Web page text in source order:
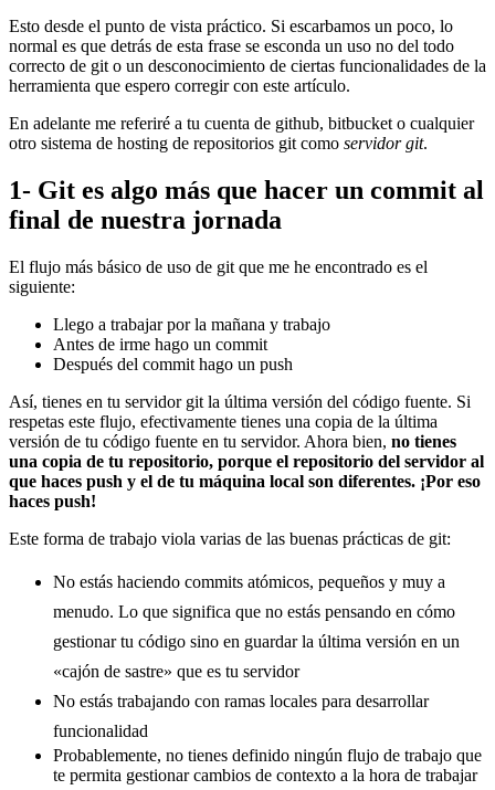
Esto desde el punto de vista práctico. Si escarbamos un poco, lo
normal es que detrás de esta frase se esconda un uso no del todo
correcto de git o un desconocimiento de ciertas funcionalidades de la
herramienta que espero corregir con este artículo.
En adelante me referiré a tu cuenta de github, bitbucket o cualquier
otro sistema de hosting de repositorios git como servidor git.
1- Git es algo más que hacer un commit al
final de nuestra jornada
El flujo más básico de uso de git que me he encontrado es el
siguiente:
Llego a trabajar por la mañana y trabajo
Antes de irme hago un commit
Después del commit hago un push
Así, tienes en tu servidor git la última versión del código fuente. Si
respetas este flujo, efectivamente tienes una copia de la última
versión de tu código fuente en tu servidor. Ahora bien, no tienes
una copia de tu repositorio, porque el repositorio del servidor al
que haces push y el de tu máquina local son diferentes. ¡Por eso
haces push!
Este forma de trabajo viola varias de las buenas prácticas de git:
No estás haciendo commits atómicos, pequeños y muy a
menudo. Lo que significa que no estás pensando en cómo
gestionar tu código sino en guardar la última versión en un
«cajón de sastre» que es tu servidor
No estás trabajando con ramas locales para desarrollar
funcionalidad
Probablemente, no tienes definido ningún flujo de trabajo que
te permita gestionar cambios de contexto a la hora de trabajar